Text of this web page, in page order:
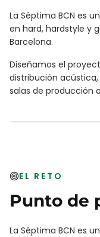
La Séptima BCN es
en hard, hardstyle y
Barcelona.
Diseñamos el
distribución
salas de producción
EL RETO
Punto de
La Séptima BCN es